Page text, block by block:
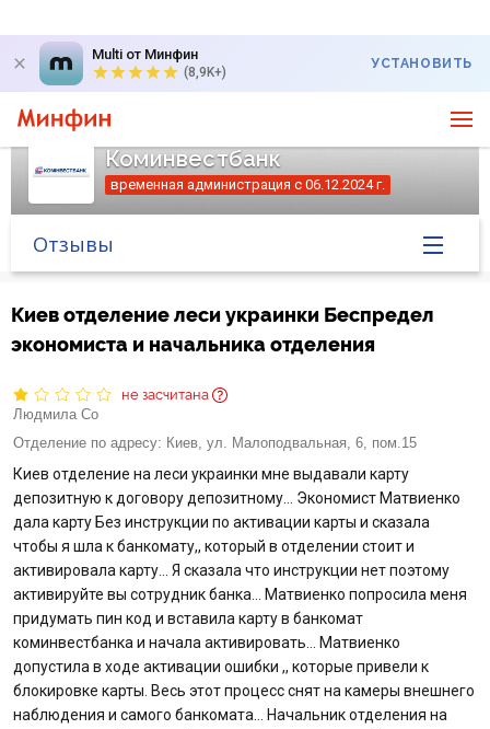
Multi от Минфин
(8,9K+)
УСТАНОВИТЬ
Коминвестбанк
временная администрация с 06.12.2024 г.
Банк в новостях
Курс валют в банке
Вопросы банку
Отзывы
Отзывы
Кредити для бізнеса
Карты
Отделения и банкоматы
Киев отделение леси украинки Беспредел
экономиста и начальника отделения
не засчитана
Людмила Со
Отделение по адресу: Киев, ул. Малоподвальная, 6, пом.15
Киев отделение на леси украинки мне выдавали карту
депозитную к договору депозитному… Экономист Матвиенко
дала карту Без инструкции по активации карты и сказала
чтобы я шла к банкомату,, который в отделении стоит и
активировала карту… Я сказала что инструкции нет поэтому
активируйте вы сотрудник банка… Матвиенко попросила меня
придумать пин код и вставила карту в банкомат
коминвестбанка и начала активировать… Матвиенко
допустила в ходе активации ошибки ,, которые привели к
блокировке карты. Весь этот процесс снят на камеры внешнего
наблюдения и самого банкомата… Начальник отделения на